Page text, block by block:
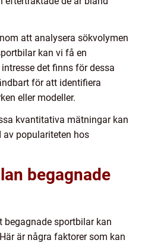
att analysera sökvolymen
kan vi få en
det finns för dessa
för att identifiera
eller modeller.
kvantitativa mätningar kan
populariteten hos
begagnade
sportbilar kan
är några faktorer som kan